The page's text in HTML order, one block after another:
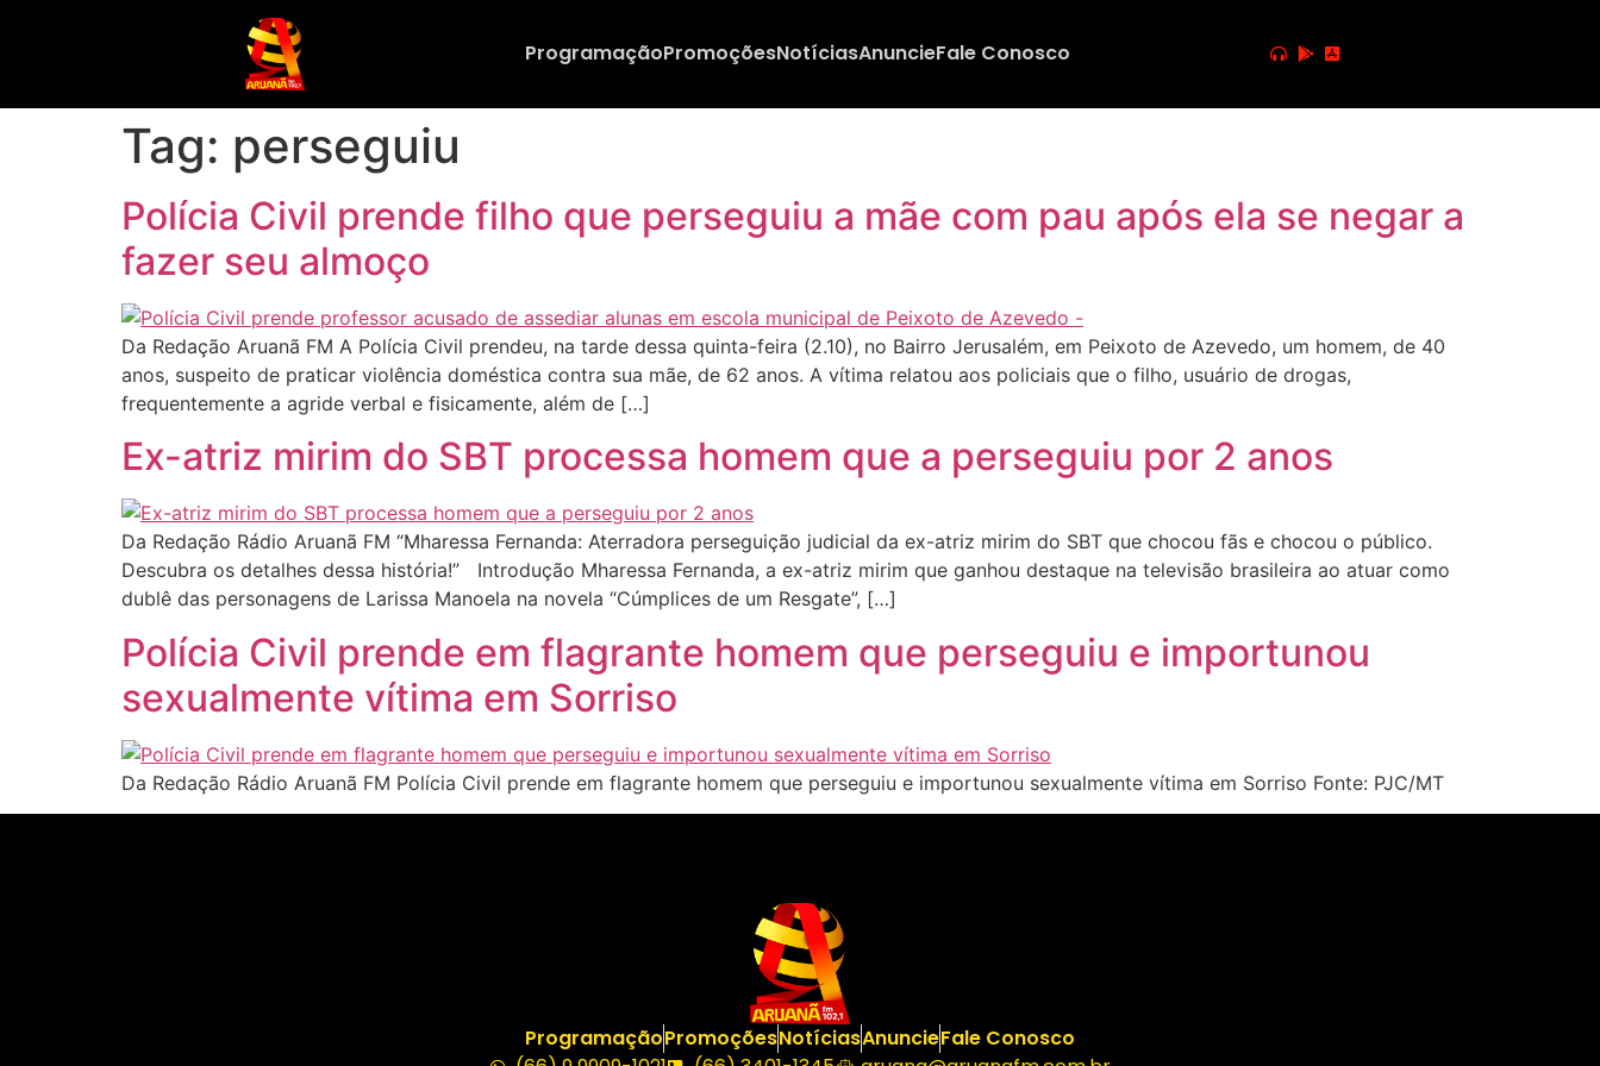
ProgramaçãoPromoçõesNotíciasAnuncieFale Conosco
Tag: perseguiu
Polícia Civil prende filho que perseguiu a mãe com pau após ela se negar a
fazer seu almoço
Da Redação Aruanã FM A Polícia Civil prendeu, na tarde dessa quinta-feira (2.10), no Bairro Jerusalém, em Peixoto de Azevedo, um homem, de 40
anos, suspeito de praticar violência doméstica contra sua mãe, de 62 anos. A vítima relatou aos policiais que o filho, usuário de drogas,
frequentemente a agride verbal e fisicamente, além de […]
Ex-atriz mirim do SBT processa homem que a perseguiu por 2 anos
Da Redação Rádio Aruanã FM “Mharessa Fernanda: Aterradora perseguição judicial da ex-atriz mirim do SBT que chocou fãs e chocou o público.
Descubra os detalhes dessa história!” Introdução Mharessa Fernanda, a ex-atriz mirim que ganhou destaque na televisão brasileira ao atuar como
dublê das personagens de Larissa Manoela na novela “Cúmplices de um Resgate”, […]
Polícia Civil prende em flagrante homem que perseguiu e importunou
sexualmente vítima em Sorriso
Da Redação Rádio Aruanã FM Polícia Civil prende em flagrante homem que perseguiu e importunou sexualmente vítima em Sorriso Fonte: PJC/MT
ProgramaçãoPromoçõesNotíciasAnuncieFale Conosco